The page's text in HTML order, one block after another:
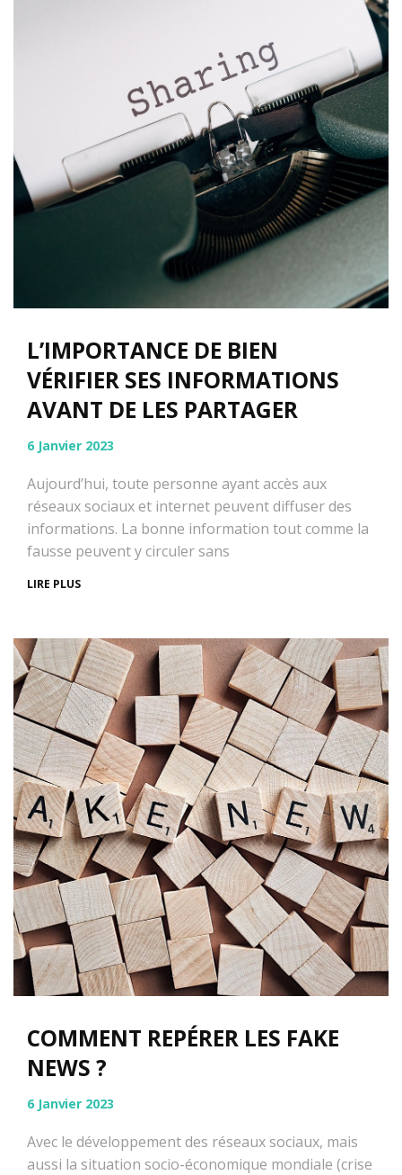
L’IMPORTANCE DE BIEN
VÉRIFIER SES INFORMATIONS
AVANT DE LES PARTAGER
6 Janvier 2023
Aujourd’hui, toute personne ayant accès aux
réseaux sociaux et internet peuvent diffuser des
informations. La bonne information tout comme la
fausse peuvent y circuler sans
LIRE PLUS
COMMENT REPÉRER LES FAKE
NEWS ?
6 Janvier 2023
Avec le développement des réseaux sociaux, mais
aussi la situation socio-économique mondiale (crise